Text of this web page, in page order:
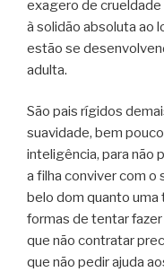
exagero de crueldade
à solidão absoluta ao
estão se
adulta.
São pais rígidos
suavidade, bem
inteligência, para não
a filha conviver com o
belo dom quanto uma
formas de tentar
que não contratar
que não pedir ajuda